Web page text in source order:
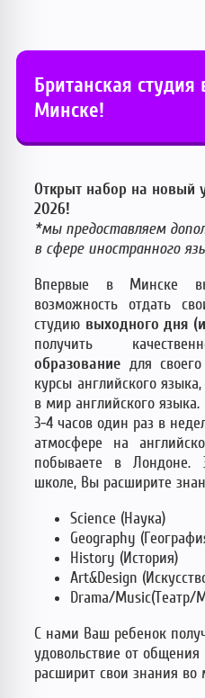
Британская
Минске!
Открыт набор на новый
2026!
*мы предоставляем
в сфере иностранного
Впервые в Минске
возможность отдать
студию выходного дня
получить
образование для
курсы английского
в мир английского
3-4 часов один раз в
атмосфере на
побываете в
школе, Вы расширите
Science (Наука)
Geography
History (История)
Art&Design
Drama/Music(Театр/
С нами Ваш ребенок
удовольствие от
расширит свои знания во